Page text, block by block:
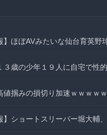
】ほぼAVみたいな仙台育英
３歳の少年１９人に自宅で性
値掴みの損切り加速ｗｗｗｗ
】ショートスリーパー堀大輔